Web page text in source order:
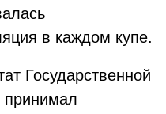
в каждом купе.
Государственной
принимал